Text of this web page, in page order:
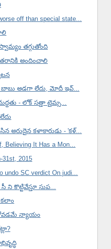
off than special state...
తగ్గుతోంది
తరానికి అందించాలి
బాబు అడగా లేదు, మోదీ ఇవ్...
- లోక్ సత్తా టైమ్స...
అరుదైన కళాకారుడు - 'కళ్...
Believing It Has a Mon...
31st, 2015
undo SC verdict On judi...
కొట్టివేస్తూ సుప...
న్యాయం